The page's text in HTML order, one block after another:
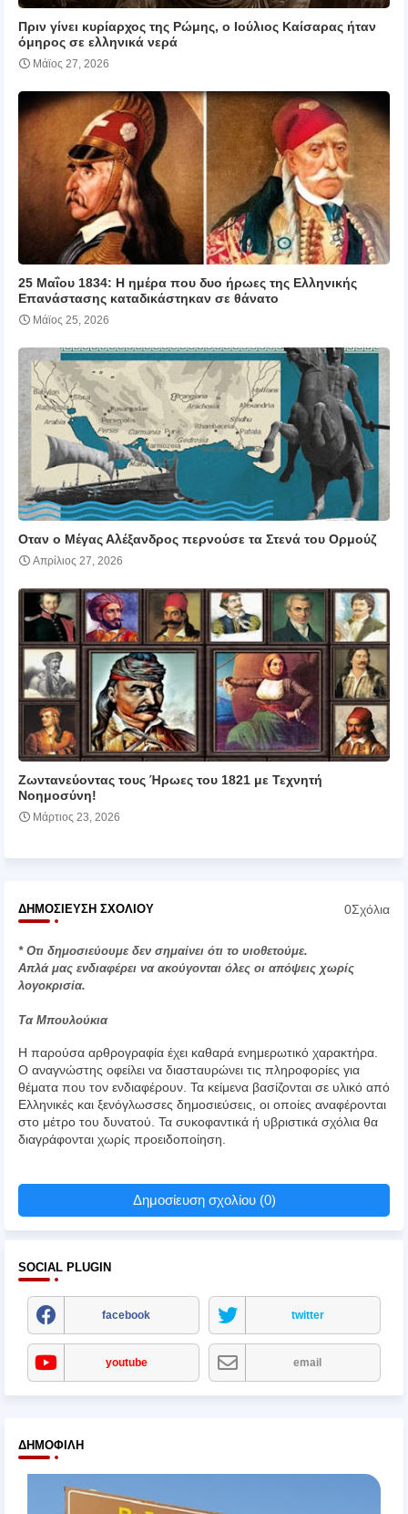
Πριν γίνει κυρίαρχος της Ρώμης, ο Ιούλιος Καίσαρας ήταν
όμηρος σε ελληνικά νερά
Μάϊος 27, 2026
25 Μαΐου 1834: Η ημέρα που δυο ήρωες της Ελληνικής
Επανάστασης καταδικάστηκαν σε θάνατο
Μάϊος 25, 2026
Οταν ο Μέγας Αλέξανδρος περνούσε τα Στενά του Ορμούζ
Απρίλιος 27, 2026
Ζωντανεύοντας τους Ήρωες του 1821 με Τεχνητή
Νοημοσύνη!
Μάρτιος 23, 2026
ΔΗΜΟΣΊΕΥΣΗ ΣΧΟΛΊΟΥ 0Σχόλια
* Οτι δημοσιεύουμε δεν σημαίνει ότι το υιοθετούμε.
Απλά μας ενδιαφέρει να ακούγονται όλες οι απόψεις χωρίς
λογοκρισία.
Τα Μπουλούκια
Η παρούσα αρθρογραφία έχει καθαρά ενημερωτικό χαρακτήρα.
Ο αναγνώστης οφείλει να διασταυρώνει τις πληροφορίες για
θέματα που τον ενδιαφέρουν. Τα κείμενα βασίζονται σε υλικό από
Ελληνικές και ξενόγλωσσες δημοσιεύσεις, οι οποίες αναφέρονται
στο μέτρο του δυνατού. Τα συκοφαντικά ή υβριστικά σχόλια θα
διαγράφονται χωρίς προειδοποίηση.
Δημοσίευση σχολίου (0)
SOCIAL PLUGIN
facebook twitter
youtube email
ΔΗΜΟΦΙΛΉ